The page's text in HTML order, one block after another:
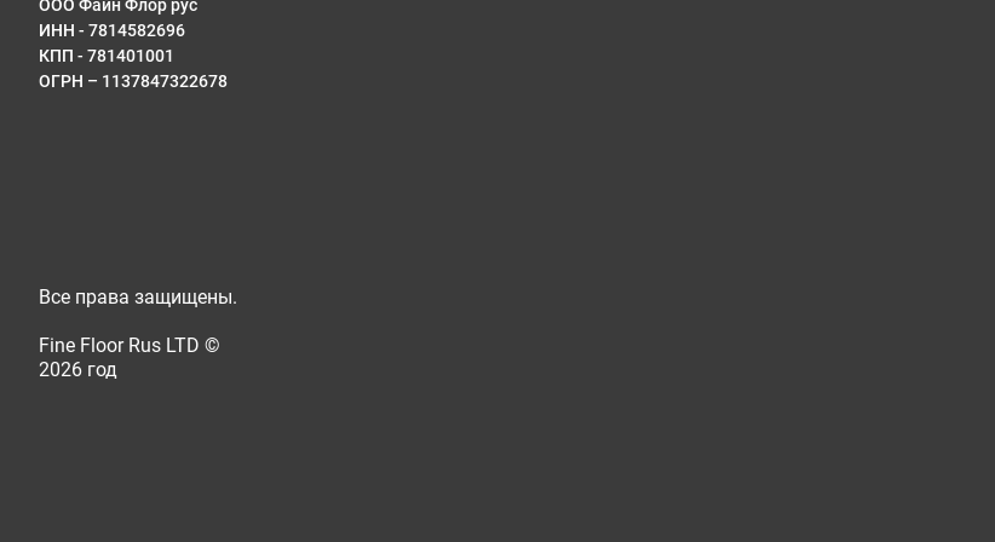
ООО Файн Флор рус
ИНН - 7814582696
КПП - 781401001
ОГРН – 1137847322678
Все права защищены.
Fine Floor Rus LTD ©
2026 год